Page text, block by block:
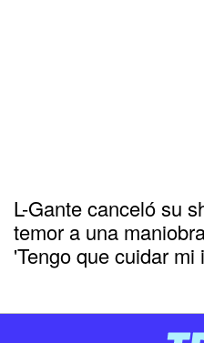
L-Gante canceló su
temor a una
'Tengo que cuidar mi